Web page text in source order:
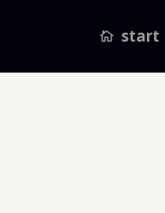
start